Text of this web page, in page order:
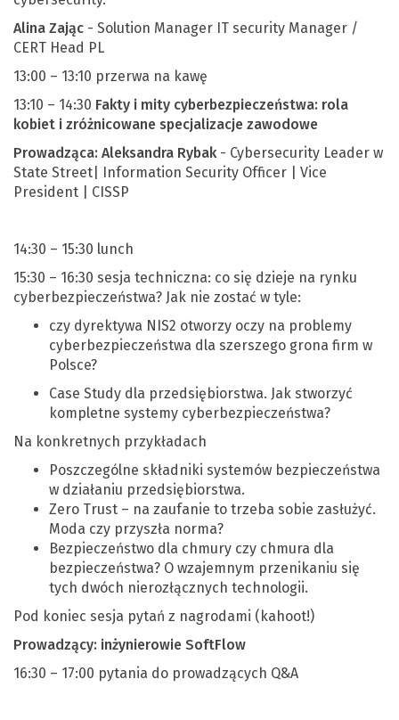
Alina Zając - Solution Manager IT security Manager /
CERT Head PL
13:00 – 13:10 przerwa na kawę
13:10 – 14:30 Fakty i mity cyberbezpieczeństwa: rola
kobiet i zróżnicowane specjalizacje zawodowe
Prowadząca: Aleksandra Rybak - Cybersecurity Leader w
State Street| Information Security Officer | Vice
President | CISSP
14:30 – 15:30 lunch
15:30 – 16:30 sesja techniczna: co się dzieje na rynku
cyberbezpieczeństwa? Jak nie zostać w tyle:
czy dyrektywa NIS2 otworzy oczy na problemy
cyberbezpieczeństwa dla szerszego grona firm w
Polsce?
Case Study dla przedsiębiorstwa. Jak stworzyć
kompletne systemy cyberbezpieczeństwa?
Na konkretnych przykładach
Poszczególne składniki systemów bezpieczeństwa
w działaniu przedsiębiorstwa.
Zero Trust – na zaufanie to trzeba sobie zasłużyć.
Moda czy przyszła norma?
Bezpieczeństwo dla chmury czy chmura dla
bezpieczeństwa? O wzajemnym przenikaniu się
tych dwóch nierozłącznych technologii.
Pod koniec sesja pytań z nagrodami (kahoot!)
Prowadzący: inżynierowie SoftFlow
16:30 – 17:00 pytania do prowadzących Q&A